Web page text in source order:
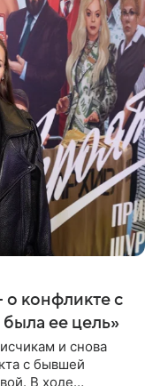
конфликте с
ее цель»
и снова
с бывшей
В ходе